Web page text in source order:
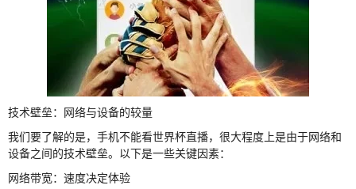
技术壁垒：网络与设备的较量
我们要了解的是，手机不能看世界杯直播，很大程度上是由于网络和
设备之间的技术壁垒。以下是一些关键因素：
网络带宽：速度决定体验